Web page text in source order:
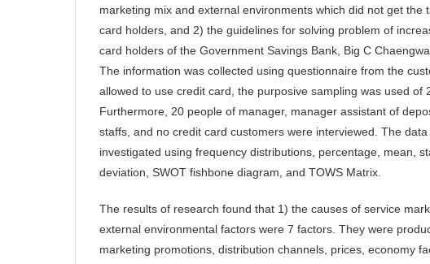
marketing mix and external environments which did not get the
card holders, and 2) the guidelines for solving problem of
card holders of the Government Savings Bank, Big C
The information was collected using questionnaire from the
allowed to use credit card, the purposive sampling was used of
Furthermore, 20 people of manager, manager assistant of
staffs, and no credit card customers were interviewed. The
investigated using frequency distributions, percentage, mean,
deviation, SWOT fishbone diagram, and TOWS Matrix.
The results of research found that 1) the causes of service
external environmental factors were 7 factors. They were
marketing promotions, distribution channels, prices, economy